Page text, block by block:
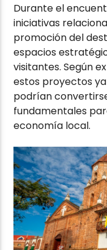
Durante el
iniciativas
promoción del
espacios
visitantes. Según
estos proyectos
podrían
fundamentales
economía local.